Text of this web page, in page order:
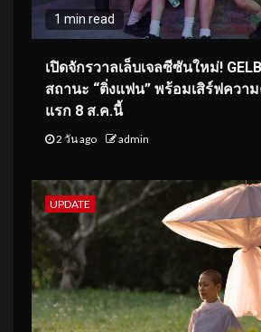
1 min read
เปิดจักรวาลเล็บเจลซีซันใหม่!
สถานะ “ติ่งแฟน” พร้อมเสิร์ฟควา
แรก 8 ส.ค.นี้
2 วัน ago admin
UPDATE